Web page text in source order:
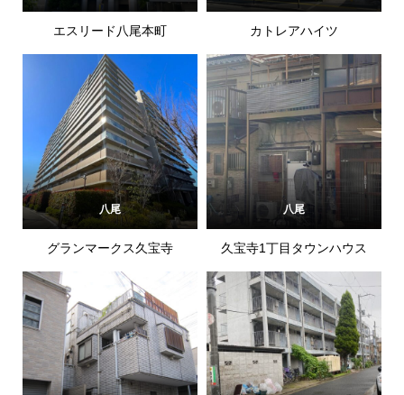
エスリード八尾本町 カトレアハイツ
八尾
グランマークス久宝寺
八尾
久宝寺1丁目タウンハウス